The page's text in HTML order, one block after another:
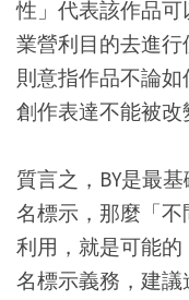
性」代表該作品
業營利目的去進行
則意指作品不論
創作表達不能被改
質言之，BY是最
名標示，那麼「不
利用，就是可能的
名標示義務，建議